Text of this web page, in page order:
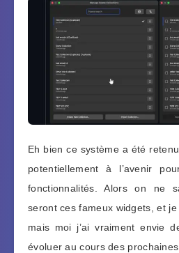
Eh bien ce système a été
potentiellement à l’avenir
fonctionnalités. Alors on ne
seront ces fameux widgets, et
mais moi j’ai vraiment envie
évoluer au cours des